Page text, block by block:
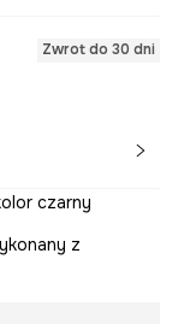
Zwrot do 30 dni
czarny
z